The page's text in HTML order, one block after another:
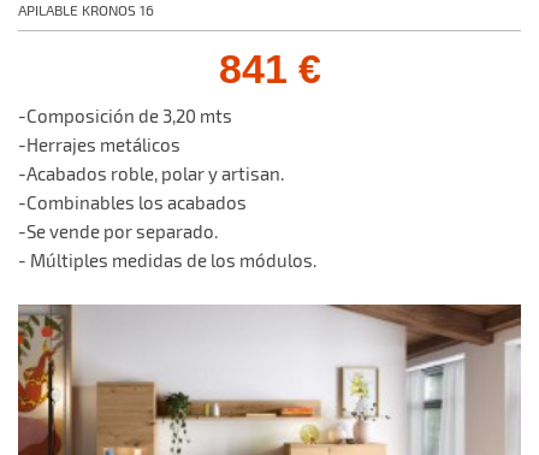
APILABLE KRONOS 16
841 €
-Composición de 3,20 mts
-Herrajes metálicos
-Acabados roble, polar y artisan.
-Combinables los acabados
-Se vende por separado.
- Múltiples medidas de los módulos.